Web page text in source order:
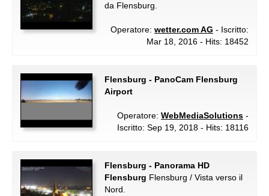
da Flensburg.
Operatore: wetter.com AG - Iscritto:
Mar 18, 2016 - Hits: 18452
Flensburg - PanoCam Flensburg
Airport
Operatore: WebMediaSolutions -
Iscritto: Sep 19, 2018 - Hits: 18116
Flensburg - Panorama HD
Flensburg Flensburg / Vista verso il
Nord.